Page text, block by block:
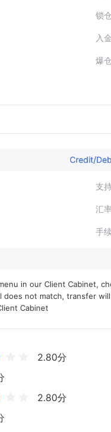
锁仓
入
爆
Credit/
支
汇率
手
in our Client Cabinet,
not match, transfer
Cabinet
2.80分
2.80分